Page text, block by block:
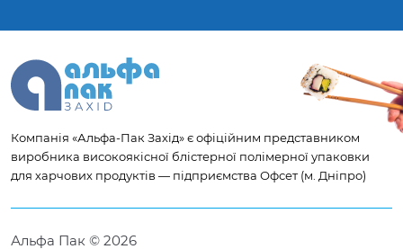
Компанія «Альфа-Пак Захід» є офіційним представником
виробника високоякісної блістерної полімерної упаковки
для харчових продуктів — підприємства Офсет (м. Дніпро)
Альфа Пак © 2026